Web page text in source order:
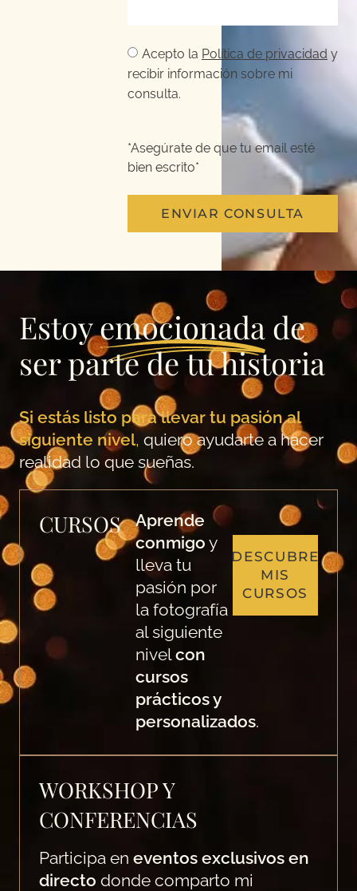
Acepto la Política de privacidad y
recibir información sobre mi
consulta.
*Asegúrate de que tu email esté
bien escrito*
ENVIAR CONSULTA
Estoyemocionadade
ser parte de tu historia
Si estás listo para llevar tu pasión al
siguiente nivel, quiero ayudarte a hacer
realidad lo que sueñas.
CURSOS
Aprende
conmigo y
lleva tu
pasión por
la fotografía
al siguiente
nivelcon
cursos
prácticos y
personalizados.
DESCUBRE
MIS
CURSOS
WORKSHOP Y
CONFERENCIAS
Participa en eventos exclusivos en
directo donde comparto mi